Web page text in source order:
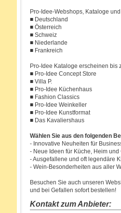
Pro-Idee-Webshops, Kataloge
■ Deutschland
■ Österreich
■ Schweiz
■ Niederlande
■ Frankreich
Pro-Idee Kataloge erscheinen bis
■ Pro-Idee Concept Store
■ Villa P.
■ Pro-Idee Küchenhaus
■ Fashion Classics
■ Pro-Idee Weinkeller
■ Pro-Idee Kunstformat
■ Das Kavaliershaus
Wählen Sie aus den folgenden
- Innovative Neuheiten für
- Neue Ideen für Küche, Heim und
- Ausgefallene und oft legendäre
- Wein-Besonderheiten aus aller
Besuchen Sie auch unseren
und bei Gefallen sofort bestellen!
Kontakt zum Anbieter: